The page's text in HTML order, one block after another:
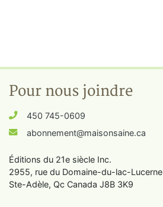
Pour nous joindre
450 745-0609
abonnement@maisonsaine.ca
Éditions du 21e siècle Inc.
2955, rue du Domaine-du-lac-Lucerne
Ste-Adèle, Qc Canada J8B 3K9